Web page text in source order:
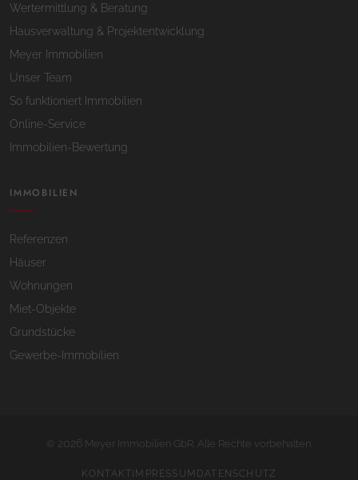
Wertermittlung & Beratung
Hausverwaltung & Projektentwicklung
Meyer Immobilien
Unser Team
So funktioniert Immobilien
Online-Service
Immobilien-Bewertung
IMMOBILIEN
Referenzen
Häuser
Wohnungen
Miet-Objekte
Grundstücke
Gewerbe-Immobilien
© 2026Meyer Immobilien GbR. Alle Rechte vorbehalten.
KONTAKT IMPRESSUM DATENSCHUTZ